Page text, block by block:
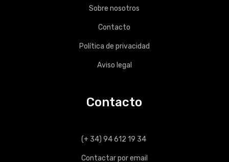
Sobre nosotros
Contacto
Política de privacidad
Aviso legal
Contacto
(+ 34) 94 612 19 34
Contactar por email